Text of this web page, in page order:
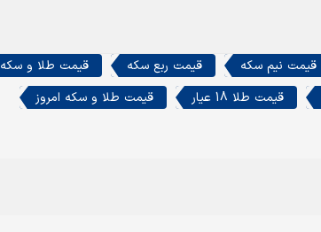
قیمت نیم سکه قیمت ربع سکه
قیمت طلا و سکه
قیمت طلا 18 عیار
قیمت طلا و سکه امروز